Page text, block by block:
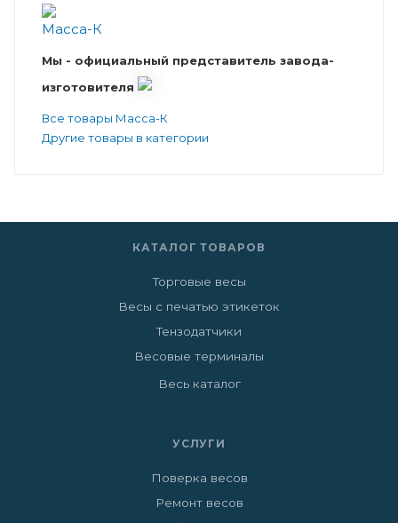
Мы - официальный представитель завода-
изготовителя
Все товары Масса-К
Другие товары в категории
КАТАЛОГ ТОВАРОВ
Торговые весы
Весы с печатью этикеток
Тензодатчики
Весовые терминалы
Весь каталог
УСЛУГИ
Поверка весов
Ремонт весов